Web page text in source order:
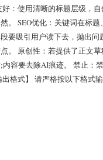
：使用清晰的标题层级，
。 SEO优化：关键词在标
要吸引用户读下去，抛出
。 原创性：若提供了正文
容要去除AI痕迹。 禁止：
格式】 请严格按以下格式